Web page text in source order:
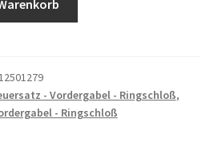
- Vordergabel - Ringschloß,
- Ringschloß